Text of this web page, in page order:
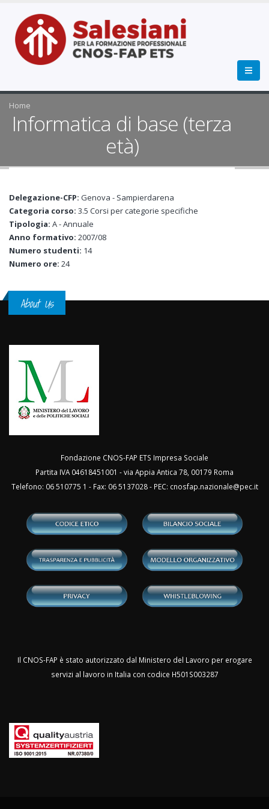
Home
Informatica di base (terza
età)
Delegazione-CFP: Genova - Sampierdarena
Categoria corso: 3.5 Corsi per categorie specifiche
Tipologia: A - Annuale
Anno formativo: 2007/08
Numero studenti: 14
Numero ore: 24
About Us
Fondazione CNOS-FAP ETS Impresa Sociale
Partita IVA 04618451001 - via Appia Antica 78, 00179 Roma
Telefono: 06 510775 1 - Fax: 06 5137028 - PEC: cnosfap.nazionale@pec.it
Il CNOS-FAP è stato autorizzato dal Ministero del Lavoro per erogare
servizi al lavoro in Italia con codice H501S003287